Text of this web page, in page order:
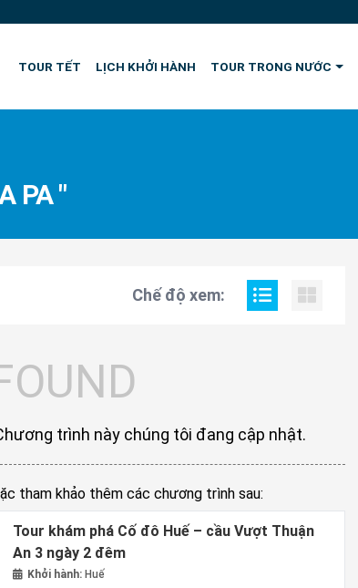
TOUR TẾT LỊCH KHỞI HÀNH TOUR TRONG NƯỚC
PA "
Chế độ xem:
trình này chúng tôi đang cập nhật.
tham khảo thêm các chương trình sau:
Tour khám phá Cố đô Huế – cầu Vượt Thuận
An 3 ngày 2 đêm
Khởi hành: Huế